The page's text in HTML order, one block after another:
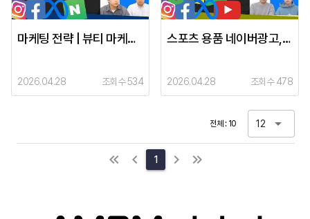
마케팅 전략 | 뷰티 마케팅 매체별(네이버, 인스타, 페이스북, 메타 광고) 운영 전략!
2026.04.28 조회수 534
스포츠 용품 네이버광고,메타 광고 가장 효율 좋은 곳을 알려드립니다.
2026.04.28 조회수 478
전체 : 10 12
1